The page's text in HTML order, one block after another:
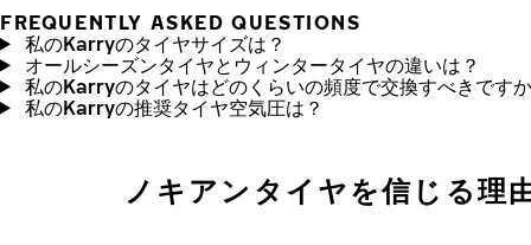
FREQUENTLY ASKED QUESTIONS
私のKarryのタイヤサイズは？
オールシーズンタイヤとウィンタータイヤの違いは？
私のKarryのタイヤはどのくらいの頻度で交換すべきです
私のKarryの推奨タイヤ空気圧は？
ノキアンタイヤを信じる理